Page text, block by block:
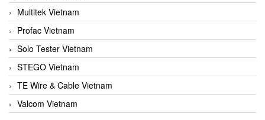
Multitek Vietnam
Profac Vietnam
Solo Tester Vietnam
STEGO Vietnam
TE Wire & Cable Vietnam
Valcom Vietnam